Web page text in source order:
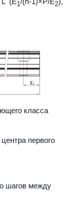
1 2
класса
первого
шагов между